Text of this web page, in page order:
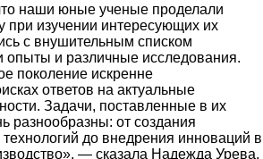
наши юные ученые проделали
при изучении интересующих их
с внушительным списком
опыты и различные исследования.
поколение искренне
ответов на актуальные
Задачи, поставленные в их
разнообразны: от создания
до внедрения инноваций в
― сказала Надежда Урева,